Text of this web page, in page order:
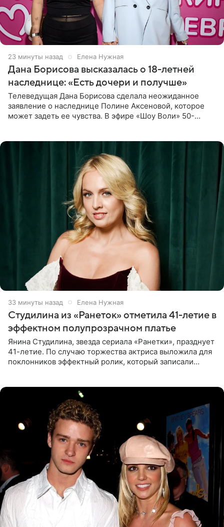
23 минуты назад Елена Нужная
Дана Борисова высказалась о 18-летней
наследнице: «Есть дочери и получше»
Телеведущая Дана Борисова сделала неожиданное
заявление о наследнице Полине Аксеновой, которое
может задеть ее чувства. В эфире «Шоу Воли» 50-
33 минуты назад Елена Нужная
Студилина из «Ранеток» отметила 41-летие в
эффектном полупрозрачном платье
Янина Студилина, звезда сериала «Ранетки», празднует
41-летие. По случаю торжества актриса выложила для
поклонников эффектный ролик, который записали